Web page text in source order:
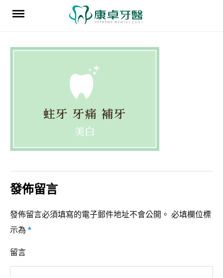
Skip
發佈留言
發佈留言必須填寫的電子郵件地址不會公開。 必填欄位標
示為 *
留言